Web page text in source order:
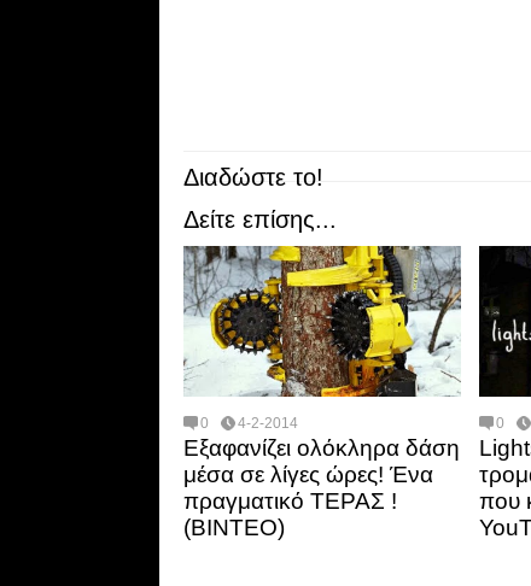
Διαδώστε το!
Δείτε επίσης...
0 4-2-2014
Εξαφανίζει ολόκληρα δάση
μέσα σε λίγες ώρες! Ένα
πραγματικό ΤΕΡΑΣ !
(ΒΙΝΤΕΟ)
0
που